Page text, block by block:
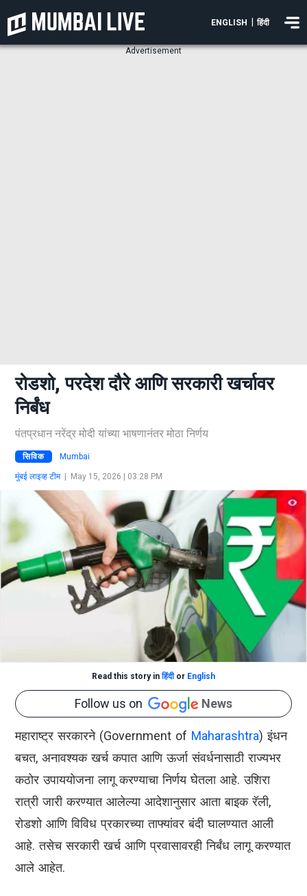
ENGLISH हिंदी
Advertisement
रोडशो, परदेश दौरे आणि सरकारी खर्चावर
निर्बंध
पंतप्रधान नरेंद्र मोदी यांच्या भाषणानंतर मोठा निर्णय
सिविक Mumbai
मुंबई लाइव्ह टीम| May 15, 2026 | 03:28 PM
Read this story inहिंदीor English
Follow us on News
महाराष्ट्र सरकारने (Government of Maharashtra) इंधन
बचत, अनावश्यक खर्च कपात आणि ऊर्जा संवर्धनासाठी राज्यभर
कठोर उपाययोजना लागू करण्याचा निर्णय घेतला आहे. उशिरा
रात्री जारी करण्यात आलेल्या आदेशानुसार आता बाइक रॅली,
रोडशो आणि विविध प्रकारच्या ताफ्यांवर बंदी घालण्यात आली
आहे. तसेच सरकारी खर्च आणि प्रवासावरही निर्बंध लागू करण्यात
आले आहेत.